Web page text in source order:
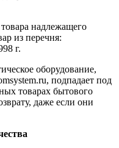
надлежащего
из перечня:
г.
оборудование,
подпадает под
товарах бытового
даже если они